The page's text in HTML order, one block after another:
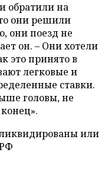
обратили на
они решили
они поезд не
он. – Они хотели
это принято в
легковые и
ставки.
головы, не
или